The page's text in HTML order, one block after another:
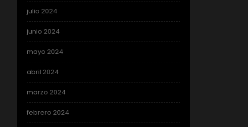
julio 2024
junio 2024
mayo 2024
abril 2024
marzo 2024
febrero 2024